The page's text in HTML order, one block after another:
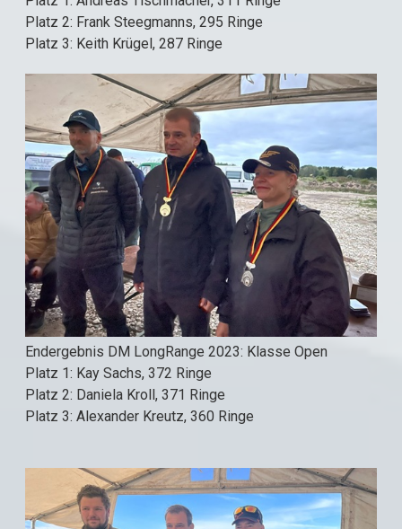
Platz 2: Frank Steegmanns, 295 Ringe
Platz 3: Keith Krügel, 287 Ringe
Endergebnis DM LongRange 2023: Klasse Open
Platz 1: Kay Sachs, 372 Ringe
Platz 2: Daniela Kroll, 371 Ringe
Platz 3: Alexander Kreutz, 360 Ringe